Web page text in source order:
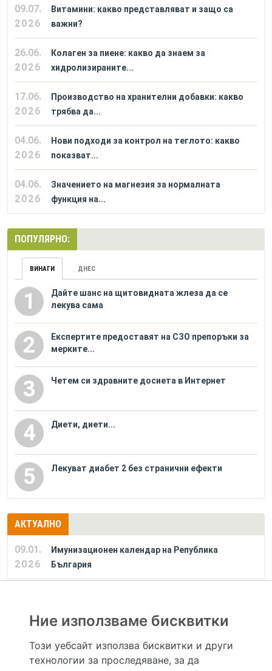
09.07.
2026
Витамини: какво представляват и защо са
важни?
26.06.
2026
Колаген за пиене: какво да знаем за
хидролизираните...
17.06.
2026
Производство на хранителни добавки: какво
трябва да...
04.06.
2026
Нови подходи за контрол на теглото: какво
показват...
04.06.
2026
Значението на магнезия за нормалната
функция на...
ПОПУЛЯРНО:
ВИНАГИ ДНЕС
1
Дайте шанс на щитовидната жлеза да се
лекува сама
2
Eкспертите предоставят на СЗО препоръки за
мерките...
3 Четем си здравните досиета в Интернет
4 Диети, диети...
5 Лекуват диабет 2 без странични ефекти
АКТУАЛНО
09.01.
2026
Имунизационен календар на Република
България
Hapche.bg НЕ е медицински, зравен или сроден специалист и НЕ дава медицински
консултации и здравни съвети. Hapche.bg НЕ се явява медицинска услуга и НЕ
Ние използваме бисквитки
Този уебсайт използва бисквитки и други
технологии за проследяване, за да